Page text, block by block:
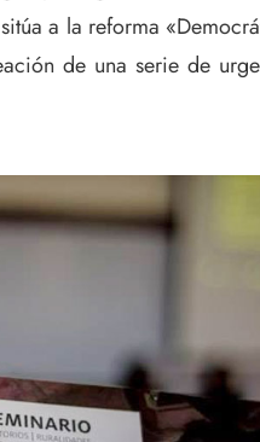
a la reforma
de una serie de